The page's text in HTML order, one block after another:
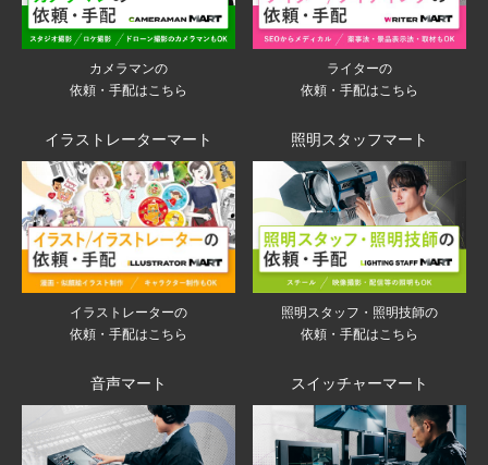
カメラマンの
依頼・手配はこちら
ライターの
依頼・手配はこちら
イラストレーターマート
イラストレーターの
依頼・手配はこちら
照明スタッフマート
照明スタッフ・照明技師の
依頼・手配はこちら
音声マート スイッチャーマート